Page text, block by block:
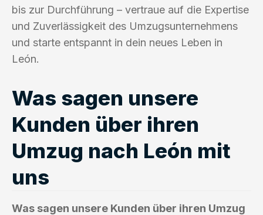
bis zur Durchführung – vertraue auf die Expertise
und Zuverlässigkeit des Umzugsunternehmens
und starte entspannt in dein neues Leben in
León.
Was sagen unsere
Kunden über ihren
Umzug nach León mit
uns
Was sagen unsere Kunden über ihren Umzug